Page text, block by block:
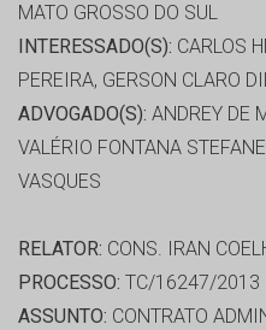
MATO GROSSO DO SUL
INTERESSADO(S): CARLOS
PEREIRA, GERSON CLARO
ADVOGADO(S): ANDREY DE
VALÉRIO FONTANA
VASQUES
RELATOR: CONS. IRAN
PROCESSO: TC/16247/2013
ASSUNTO: CONTRATO